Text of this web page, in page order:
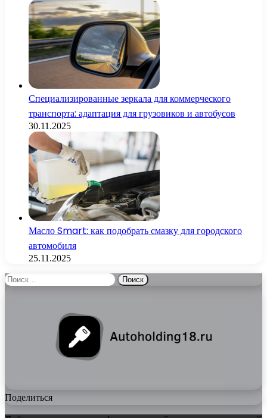
Специализированные зеркала для коммерческого
транспорта: адаптация для грузовиков и автобусов
30.11.2025
Масло Smart: как подобрать смазку для городского
автомобиля
25.11.2025
Найти:
Поделиться